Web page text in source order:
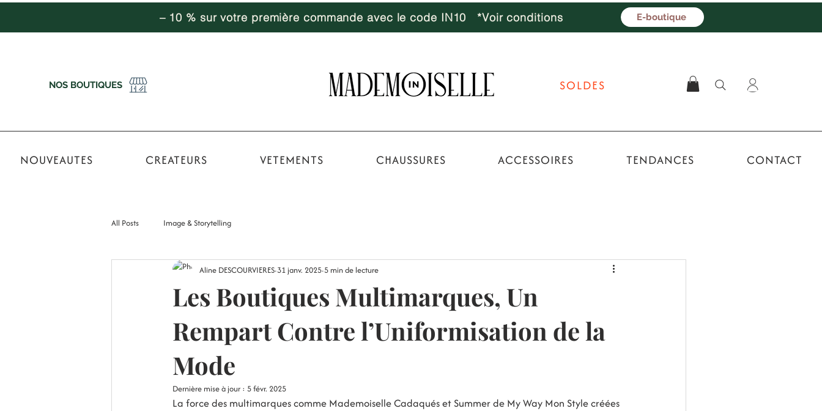
– 10 % sur votre première commande avec le code IN10 *Voir conditions E-boutique
NOS BOUTIQUES SOLDES
NOUVEAUTES CREATEURS VETEMENTS CHAUSSURES ACCESSOIRES TENDANCES CONTACT
All Posts Image & Storytelling
Les Boutiques Multimarques, Un
Rempart Contre l’Uniformisation de la
Mode
Aline DESCOURVIERES 31 janv. 2025 5 min de lecture
Dernière mise à jour : 5 févr. 2025
La force des multimarques comme Mademoiselle Cadaqués et Summer de My Way Mon Style créées